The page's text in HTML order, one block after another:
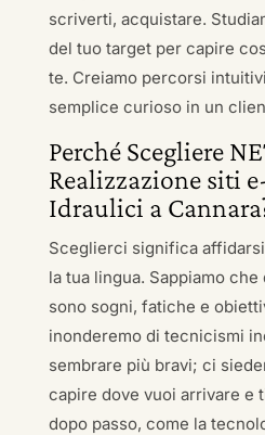
scriverti, acquistare.
del tuo target per capire
te. Creiamo percorsi
semplice curioso in un
Perché Scegliere
Realizzazione siti
Idraulici a
Sceglierci significa
la tua lingua. Sappiamo
sono sogni, fatiche e
inonderemo di tecnicismi
sembrare più bravi; ci
capire dove vuoi arrivare e
dopo passo, come la